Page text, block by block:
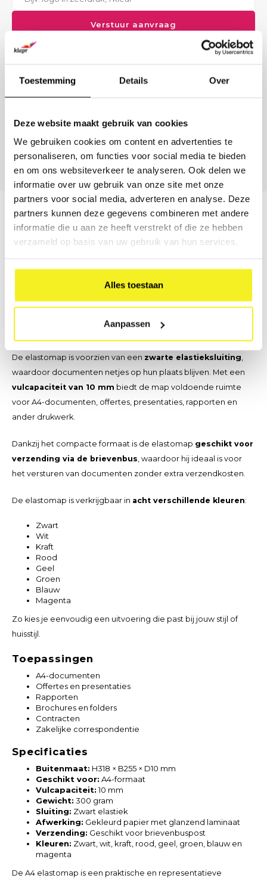
Toestemming Details Over
Deze website maakt gebruik van cookies
We gebruiken cookies om content en advertenties te
personaliseren, om functies voor social media te bieden
en om ons websiteverkeer te analyseren. Ook delen we
informatie over uw gebruik van onze site met onze
partners voor social media, adverteren en analyse. Deze
partners kunnen deze gegevens combineren met andere
informatie die u aan ze heeft verstrekt of die ze hebben
verzameld op basis van uw gebruik van hun services.
Alles toestaan
Aanpassen
Verstuur aanvraag
LIEVER DIRECT CONTACT?
Onze B2B-adviseur staat klaar.
Geen tijd voor een formulier? Bel, mail of stuur ons een bericht
— wij denken met u mee over formaat, materiaal en
bedrukking.
(0)6 21 69 36 88
info@klapr.nl
Nu bereikbaar · Ma–Vr 09:00 – 17:00
Beschrijving
onzeA4 elastomap. Deze stevige map is vervaardigd uit
duurzaam karton en omplakt met gekleurd papier, afgewerkt
met een beschermendglanzend laminaat. Hierdoor is de
De elastomap is voorzien van een zwarte elastieksluiting,
waardoor documenten netjes op hun plaats blijven. Met een
vulcapaciteit van 10 mm biedt de map voldoende ruimte
voor A4-documenten, offertes, presentaties, rapporten en
ander drukwerk.
Dankzij het compacte formaat is de elastomap geschikt voor
verzending via de brievenbus, waardoor hij ideaal is voor
het versturen van documenten zonder extra verzendkosten.
De elastomap is verkrijgbaar in acht verschillende kleuren:
Zwart
Wit
Kraft
Rood
Geel
Groen
Blauw
Magenta
Zo kies je eenvoudig een uitvoering die past bij jouw stijl of
huisstijl.
Toepassingen
A4-documenten
Offertes en presentaties
Rapporten
Brochures en folders
Contracten
Zakelijke correspondentie
Specificaties
Buitenmaat: H318 × B255 × D10 mm
Geschikt voor: A4-formaat
Vulcapaciteit:10 mm
Gewicht: 300 gram
Sluiting: Zwart elastiek
Afwerking: Gekleurd papier met glanzend laminaat
Verzending: Geschikt voor brievenbuspost
Kleuren: Zwart, wit, kraft, rood, geel, groen, blauw en
magenta
De A4 elastomap is een praktische en representatieve